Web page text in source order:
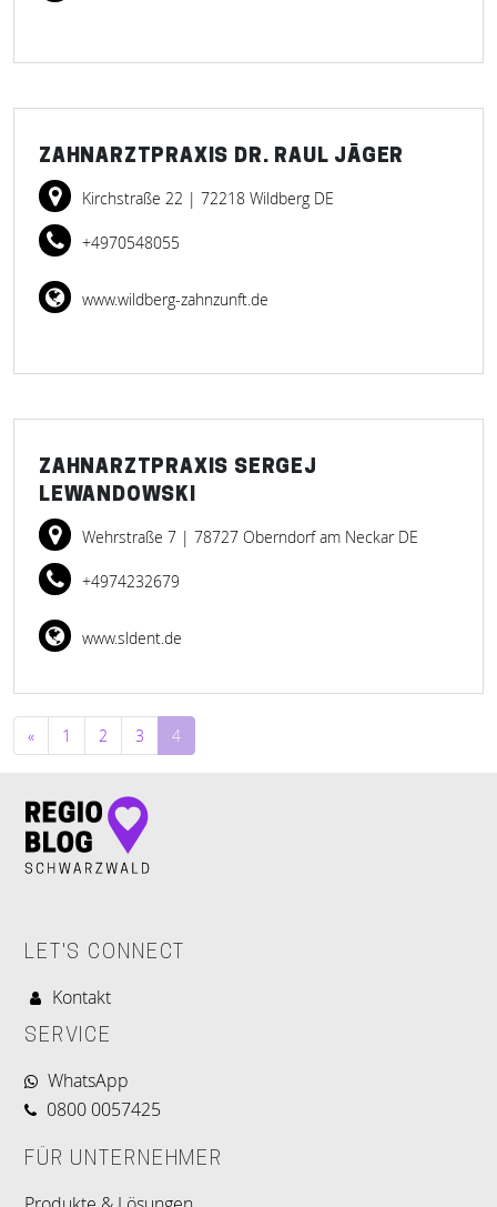
ZAHNARZTPRAXIS DR. RAUL JÄGER
Kirchstraße 22 | 72218 Wildberg DE
+4970548055
www.wildberg-zahnzunft.de
ZAHNARZTPRAXIS SERGEJ
LEWANDOWSKI
Wehrstraße 7 | 78727 Oberndorf am Neckar DE
+4974232679
www.sldent.de
Beitragsnavigation
« 1 2 3 4
LET'S CONNECT
Kontakt
SERVICE
WhatsApp
0800 0057425
FÜR UNTERNEHMER